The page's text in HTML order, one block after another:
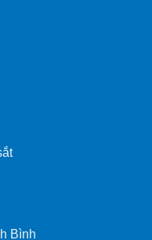
Bình